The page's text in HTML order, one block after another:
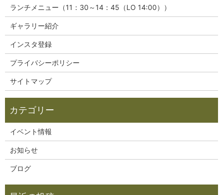
ランチメニュー（11：30～14：45（LO 14:00））
ギャラリー紹介
インスタ登録
プライバシーポリシー
サイトマップ
イベント情報
お知らせ
ブログ